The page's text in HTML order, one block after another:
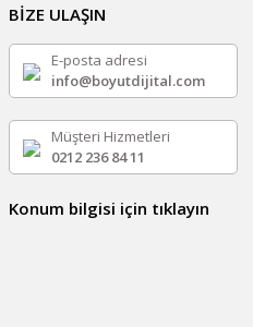
BİZE ULAŞIN
E-posta adresi
info@boyutdijital.com
Müşteri Hizmetleri
0212 236 84 11
Konum bilgisi için tıklayın